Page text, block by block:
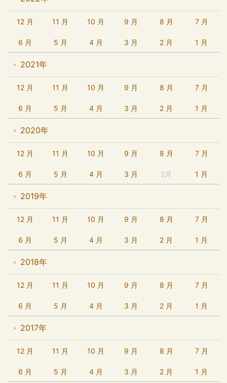
12 月 11 月 10 月 9 月 8 月 7 月
6 月 5 月 4 月 3 月 2 月 1 月
2021年
12 月 11 月 10 月 9 月 8 月 7 月
6 月 5 月 4 月 3 月 2 月 1 月
2020年
12 月 11 月 10 月 9 月 8 月 7 月
6 月 5 月 4 月 3 月 2月 1 月
2019年
12 月 11 月 10 月 9 月 8 月 7 月
6 月 5 月 4 月 3 月 2 月 1 月
2018年
12 月 11 月 10 月 9 月 8 月 7 月
6 月 5 月 4 月 3 月 2 月 1 月
2017年
12 月 11 月 10 月 9 月 8 月 7 月
6 月 5 月 4 月 3 月 2 月 1 月